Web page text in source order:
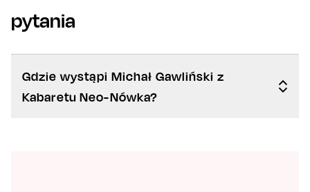
pytania
Gdzie wystąpi Michał Gawliński z
Kabaretu Neo-Nówka?